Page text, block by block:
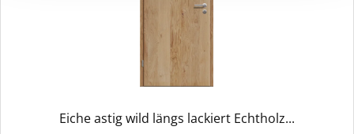
Eiche astig wild längs lackiert Echtholz...